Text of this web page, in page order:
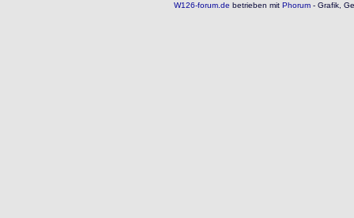
W126-forum.de betrieben mitPhorum- Grafik,